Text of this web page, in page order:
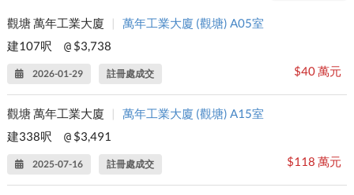
觀塘 萬年工業大廈 |
萬年工業大廈 (觀塘) A05室
建107呎
@ $3,738
2026-01-29 註冊處成交 $40 萬元
觀塘 萬年工業大廈 |
萬年工業大廈 (觀塘) A15室
建338呎
@ $3,491
2025-07-16 註冊處成交 $118 萬元